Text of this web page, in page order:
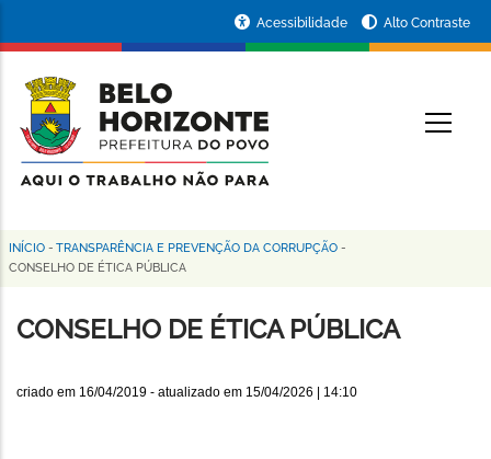
conteúdo
principal
da
Prefeitura
de
Horizonte
Acessibilidade Alto Contraste
Trilha
navegação
INÍCIO - TRANSPARÊNCIA E PREVENÇÃO DA CORRUPÇÃO -
CONSELHO DE ÉTICA PÚBLICA
CONSELHO DE ÉTICA PÚBLICA
criado em 16/04/2019 - atualizado em 15/04/2026 | 14:10